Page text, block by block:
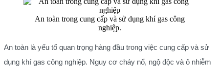
An toàn trong cung cấp và sử dụng khí gas công
nghiệp.
An toàn là yếu tố quan trọng hàng đầu trong việc cung cấp và sử
dụng khí gas công nghiệp. Nguy cơ cháy nổ, ngộ độc và ô nhiễm